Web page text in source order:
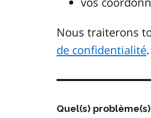
Nous traiterons
de confidentialité.
Quel(s)